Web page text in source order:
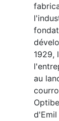
1929,
au